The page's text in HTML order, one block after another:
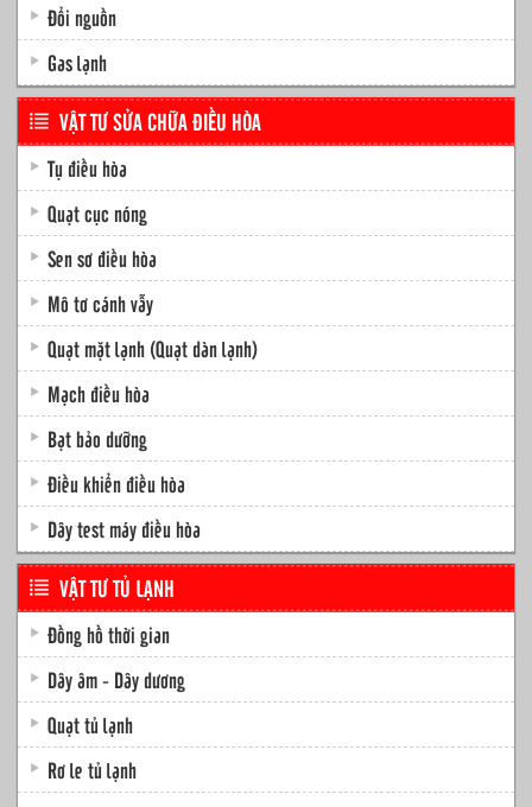
Đổi nguồn
Gas lạnh
VẬT TƯ SỬA CHỮA ĐIỀU HÒA
Tụ điều hòa
Quạt cục nóng
Sen sơ điều hòa
Mô tơ cánh vẫy
Quạt mặt lạnh (Quạt dàn lạnh)
Mạch điều hòa
Bạt bảo dưỡng
Điều khiển điều hòa
Dây test máy điều hòa
VẬT TƯ TỦ LẠNH
Đồng hồ thời gian
Dây âm - Dây dương
Quạt tủ lạnh
Rơ le tủ lạnh